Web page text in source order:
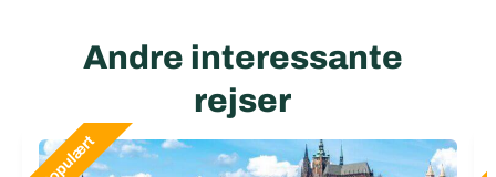
Andre interessante
rejser